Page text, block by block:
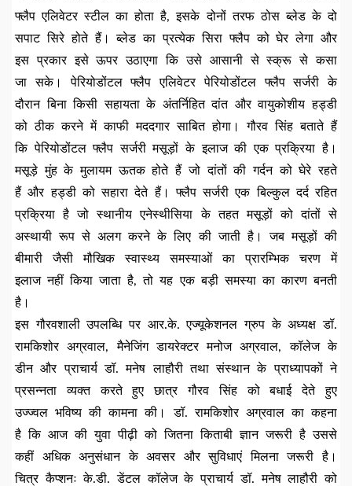
फ्लैप एलिवेटर स्टील का होता है, इसके दोनों तरफ ठोस ब्लेड के दो
सपाट सिरे होते हैं। ब्लेड का प्रत्येक सिरा फ्लैप को घेर लेगा और
इस प्रकार इसे ऊपर उठाएगा कि उसे आसानी से स्क्रू से कसा
जा सके। पेरियोडोंटल फ्लैप एलिवेटर पेरियोडोंटल फ्लैप सर्जरी के
दौरान बिना किसी सहायता के अंतर्निहित दांत और वायुकोशीय हड्डी
को ठीक करने में काफी मददगार साबित होगा। गौरव सिंह बताते हैं
कि पेरियोडोंटल फ्लैप सर्जरी मसूड़ों के इलाज की एक प्रक्रिया है।
मसूड़े मुंह के मुलायम ऊतक होते हैं जो दांतों की गर्दन को घेरे रहते
हैं और हड्डी को सहारा देते हैं। फ्लैप सर्जरी एक बिल्कुल दर्द रहित
प्रक्रिया है जो स्थानीय एनेस्थीसिया के तहत मसूड़ों को दांतों से
अस्थायी रूप से अलग करने के लिए की जाती है। जब मसूड़ों की
बीमारी जैसी मौखिक स्वास्थ्य समस्याओं का प्रारम्भिक चरण में
इलाज नहीं किया जाता है, तो यह एक बड़ी समस्या का कारण बनती
है।
इस गौरवशाली उपलब्धि पर आर.के. एज्यूकेशनल ग्रुप के अध्यक्ष डॉ.
रामकिशोर अग्रवाल, मैनेजिंग डायरेक्टर मनोज अग्रवाल, कॉलेज के
डीन और प्राचार्य डॉ. मनेष लाहौरी तथा संस्थान के प्राध्यापकों ने
प्रसन्नता व्यक्त करते हुए छात्र गौरव सिंह को बधाई देते हुए
उज्ज्वल भविष्य की कामना की। डॉ. रामकिशोर अग्रवाल का कहना
है कि आज की युवा पीढ़ी को जितना किताबी ज्ञान जरूरी है उससे
कहीं अधिक अनुसंधान के अवसर और सुविधाएं मिलना जरूरी है।
चित्र कैप्शनः के.डी. डेंटल कॉलेज के प्राचार्य डॉ. मनेष लाहौरी को